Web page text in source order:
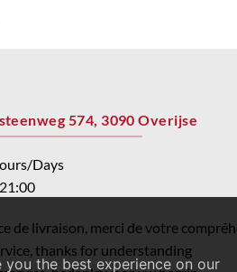
574, 3090 Overijse
Days
de livraison, merci de votre
thanks for understanding
the best experience on our